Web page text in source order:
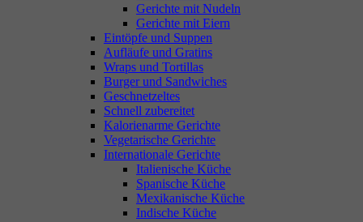
Gerichte mit Nudeln
Gerichte mit Eiern
Eintöpfe und Suppen
Aufläufe und Gratins
Wraps und Tortillas
Burger und Sandwiches
Geschnetzeltes
Schnell zubereitet
Kalorienarme Gerichte
Vegetarische Gerichte
Internationale Gerichte
Italienische Küche
Spanische Küche
Mexikanische Küche
Indische Küche